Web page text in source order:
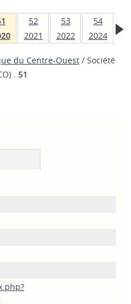
52
2021
53
2022
54
2024
du Centre-Ouest / Société
. 51